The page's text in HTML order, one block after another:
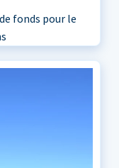
fonds pour le